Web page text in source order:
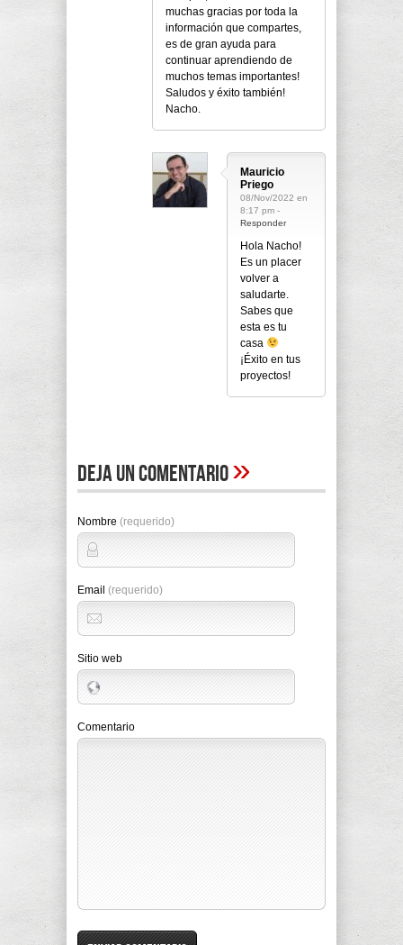
muchas gracias por toda la
información que compartes,
es de gran ayuda para
continuar aprendiendo de
muchos temas importantes!
Saludos y éxito también!
Nacho.
Mauricio
Priego
08/Nov/2022 en
8:17 pm -
Responder
Hola Nacho!
Es un placer
volver a
saludarte.
Sabes que
esta es tu
casa
¡Éxito en tus
proyectos!
Deja un comentario»
Nombre (requerido)
Email (requerido)
Sitio web
Comentario